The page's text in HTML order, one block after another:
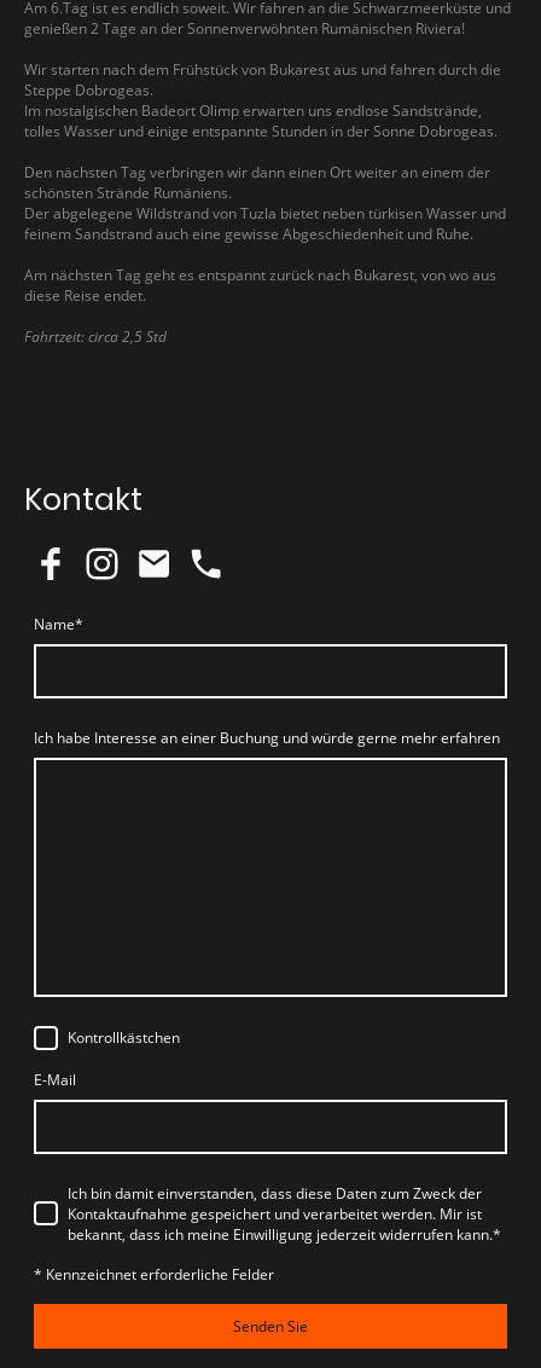
Am 6.Tag ist es endlich soweit. Wir fahren an die Schwarzmeerküste und
genießen 2 Tage an der Sonnenverwöhnten Rumänischen Riviera!
Wir starten nach dem Frühstück von Bukarest aus und fahren durch die
Steppe Dobrogeas.
Im nostalgischen Badeort Olimp erwarten uns endlose Sandstrände,
tolles Wasser und einige entspannte Stunden in der Sonne Dobrogeas.
Den nächsten Tag verbringen wir dann einen Ort weiter an einem der
schönsten Strände Rumäniens.
Der abgelegene Wildstrand von Tuzla bietet neben türkisen Wasser und
feinem Sandstrand auch eine gewisse Abgeschiedenheit und Ruhe.
Am nächsten Tag geht es entspannt zurück nach Bukarest, von wo aus
diese Reise endet.
Fahrtzeit: circa 2,5 Std
Kontakt
Name*
Ich habe Interesse an einer Buchung und würde gerne mehr erfahren
Kontrollkästchen
E-Mail
Ich bin damit einverstanden, dass diese Daten zum Zweck der
Kontaktaufnahme gespeichert und verarbeitet werden. Mir ist
bekannt, dass ich meine Einwilligung jederzeit widerrufen kann.*
* Kennzeichnet erforderliche Felder
Senden Sie